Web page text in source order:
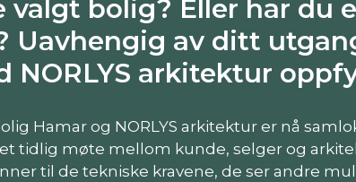
valgt bolig? Eller har du
Uavhengig av ditt
NORLYS arkitektur
Hamar og NORLYS arkitektur er nå
tidlig møte mellom kunde, selger og
til de tekniske kravene, de ser andre